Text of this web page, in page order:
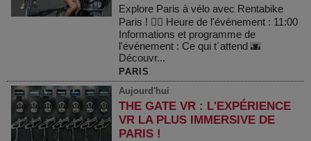
Explore Paris à vélo avec Rentabike
Paris ! 🚴‍♂️ Heure de l'événement : 11:00
Informations et programme de
l'événement : Ce qui t´attend 🌆
Découvr...
PARIS
Aujourd'hui
THE GATE VR : L'EXPÉRIENCE
VR LA PLUS IMMERSIVE DE
PARIS !